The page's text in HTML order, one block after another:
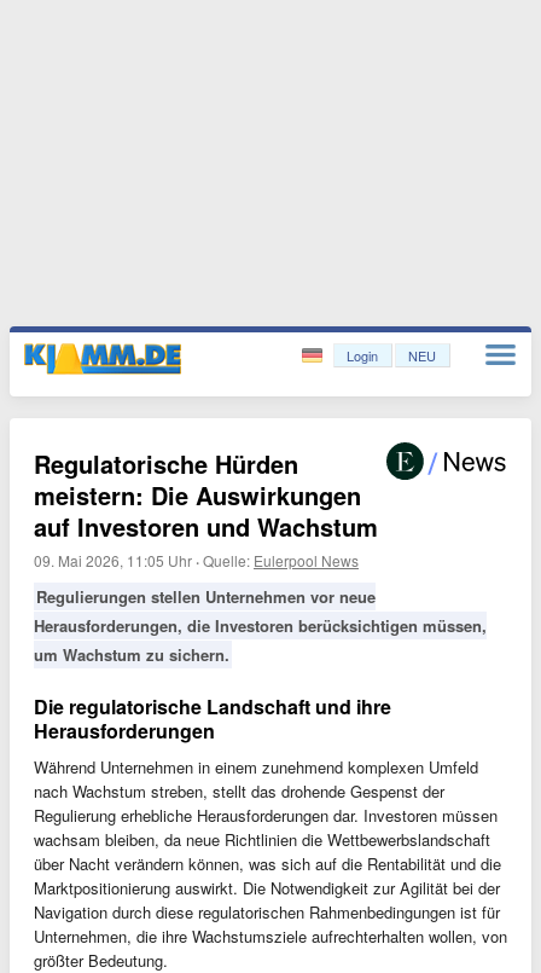
Login NEU
Regulatorische Hürden
meistern: Die Auswirkungen
auf Investoren und Wachstum
09. Mai 2026, 11:05 Uhr ·Quelle: Eulerpool News
Regulierungen stellen Unternehmen vor neue
Herausforderungen, die Investoren berücksichtigen müssen,
um Wachstum zu sichern.
Die regulatorische Landschaft und ihre
Herausforderungen
Während Unternehmen in einem zunehmend komplexen Umfeld
nach Wachstum streben, stellt das drohende Gespenst der
Regulierung erhebliche Herausforderungen dar. Investoren müssen
wachsam bleiben, da neue Richtlinien die Wettbewerbslandschaft
über Nacht verändern können, was sich auf die Rentabilität und die
Marktpositionierung auswirkt. Die Notwendigkeit zur Agilität bei der
Navigation durch diese regulatorischen Rahmenbedingungen ist für
Unternehmen, die ihre Wachstumsziele aufrechterhalten wollen, von
größter Bedeutung.